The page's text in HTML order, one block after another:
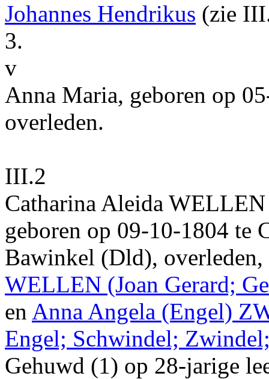
Johannes Hendrikus (zie
3.
v
Anna Maria, geboren op
overleden.
III.2
Catharina Aleida WELLEN
geboren op 09‑10‑1804 te
Bawinkel (Dld),
WELLEN (Joan Gerard;
en Anna Angela (Engel)
Engel; Schwindel;
Gehuwd (1) op 28-jarige